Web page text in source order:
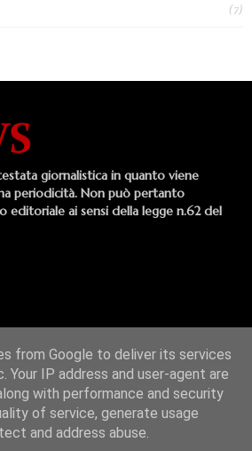
(7)
giornalistica in quanto viene
periodicità. Non può pertanto
editoriale ai sensi della legge n.62 del
Stampa Concerti Cultura
Libri Lifestyle Musica Singoli
from Google to deliver its services
Your IP address and user-agent are
with performance and security
of service, generate usage
and address abuse.